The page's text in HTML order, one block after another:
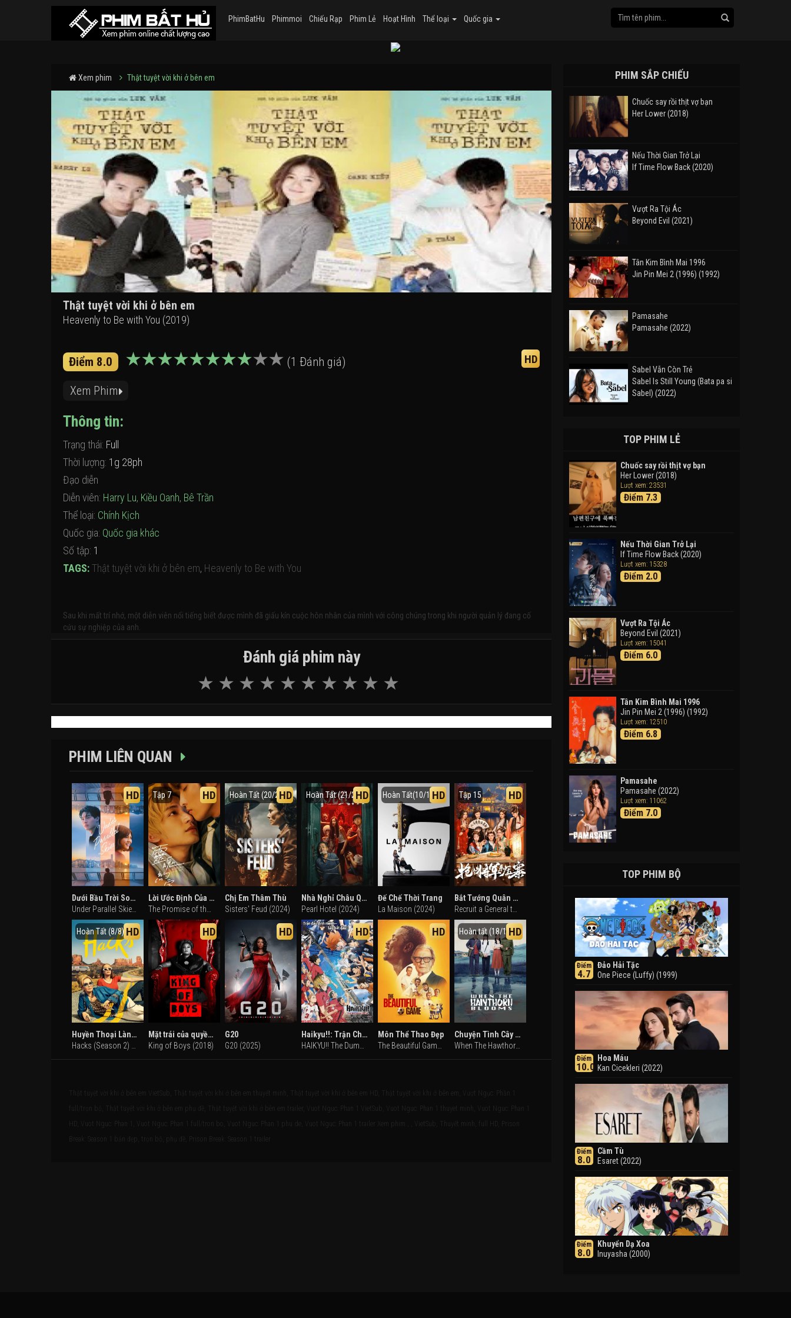
PhimBatHu Phimmoi Chiếu Rạp Phim Lẻ Hoạt Hình Thể loại Quốc gia
Xem phim Thật tuyệt vời khi ở bên em
Thật tuyệt vời khi ở bên em
Heavenly to Be with You (2019)
Điểm 8.0 (1 Đánh giá) HD
Xem Phim
Thông tin:
Trạng thái: Full
Thời lượng: 1g 28ph
Đạo diễn
Diễn viên: Harry Lu, Kiều Oanh, Bê Trần
Thể loại: Chính Kịch
Quốc gia: Quốc gia khác
Số tập: 1
TAGS:Thật tuyệt vời khi ở bên em, Heavenly to Be with You
Sau khi mất trí nhớ, một diễn viên nổi tiếng biết được mình đã giấu kín cuộc hôn nhân của mình với công chúng trong khi người quản lý đang cố
cứu sự nghiệp của anh.
Đánh giá phim này
PHIM LIÊN QUAN
HD
Dưới Bầu Trời Song Song
Tập 7 HD
Lời Ước Định Của Linh Hồn
Hoàn Tất (20/20)HD
Chị Em Thâm Thù
Sisters' Feud (2024)
Hoàn Tất (21/21)HD
Nhà Nghỉ Châu Quang
Pearl Hotel (2024)
Hoàn Tất(10/10)HD
Đế Chế Thời Trang
La Maison (2024)
Tập 15 HD
Bắt Tướng Quân Về Làm Áp Trại Phu Quân
Hoàn Tất (8/8) HD
Huyền Thoại Làng Hài (Phần 2)
HD
Mặt trái của quyền lực
King of Boys (2018)
HD
G20
G20 (2025)
HD
Haikyu!!: Trận Chiến Bãi Phế Liệu
HD
Môn Thể Thao Đẹp
Hoàn tất (18/18)HD
Chuyện Tình Cây Sơn Tra
Thật tuyệt vời khi ở bên em VietSub, Thật tuyệt vời khi ở bên em thuyết minh, Thật tuyệt vời khi ở bên em HD, Thật tuyệt vời khi ở bên em, Vượt Ngục: Phần 1
full/trọn bộ, Thật tuyệt vời khi ở bên em phụ đề, Thật tuyệt vời khi ở bên em trailer, Vuot Nguc: Phan 1 VietSub, Vuot Nguc: Phan 1 thuyet minh, Vuot Nguc: Phan 1
HD, Vuot Nguc: Phan 1, Vuot Nguc: Phan 1 full/tron bo, Vuot Nguc: Phan 1 phu de, Vuot Nguc: Phan 1 trailer Xem phim , , VietSub, Thuyết minh, full HD, Prison
Break: Season 1 bản đẹp, trọn bộ, phụ đề, Prison Break: Season 1 trailer
PHIM SẮP CHIẾU
Chuốc say rồi thịt vợ bạn
Her Lower (2018)
Nếu Thời Gian Trở Lại
If Time Flow Back (2020)
Vượt Ra Tội Ác
Beyond Evil (2021)
Tân Kim Bình Mai 1996
Jin Pin Mei 2 (1996) (1992)
Pamasahe
Pamasahe (2022)
Sabel Vẫn Còn Trẻ
Sabel Is Still Young (Bata pa si
Sabel) (2022)
Takas (2024)
Thám Tử Lừng Danh Conan 26:
Tàu Ngầm Sắt Màu Đen
Detective Conan: Black Iron
Phiêu Lưu Vào Thế Giới Trong
Tranh
Doraemon the Movie: Nobita's
Art World Tales (2025)
Tháng Ngày Tươi Đẹp
TOP PHIM LẺ
Chuốc say rồi thịt vợ bạn
Her Lower (2018)
Lượt xem: 23531
Điểm 7.3
Nếu Thời Gian Trở Lại
If Time Flow Back (2020)
Lượt xem: 15328
Điểm 2.0
Vượt Ra Tội Ác
Beyond Evil (2021)
Lượt xem: 15041
Điểm 6.0
Tân Kim Bình Mai 1996
Jin Pin Mei 2 (1996) (1992)
Lượt xem: 12510
Điểm 6.8
Pamasahe
Pamasahe (2022)
Lượt xem: 11062
Điểm 7.0
TOP PHIM BỘ
Điểm
4.7
Đảo Hải Tặc
One Piece (Luffy) (1999)
Điểm
10.0
Hoa Máu
Kan Cicekleri (2022)
Điểm
8.0
Cầm Tù
Esaret (2022)
Điểm
8.0
Khuyển Dạ Xoa
Inuyasha (2000)